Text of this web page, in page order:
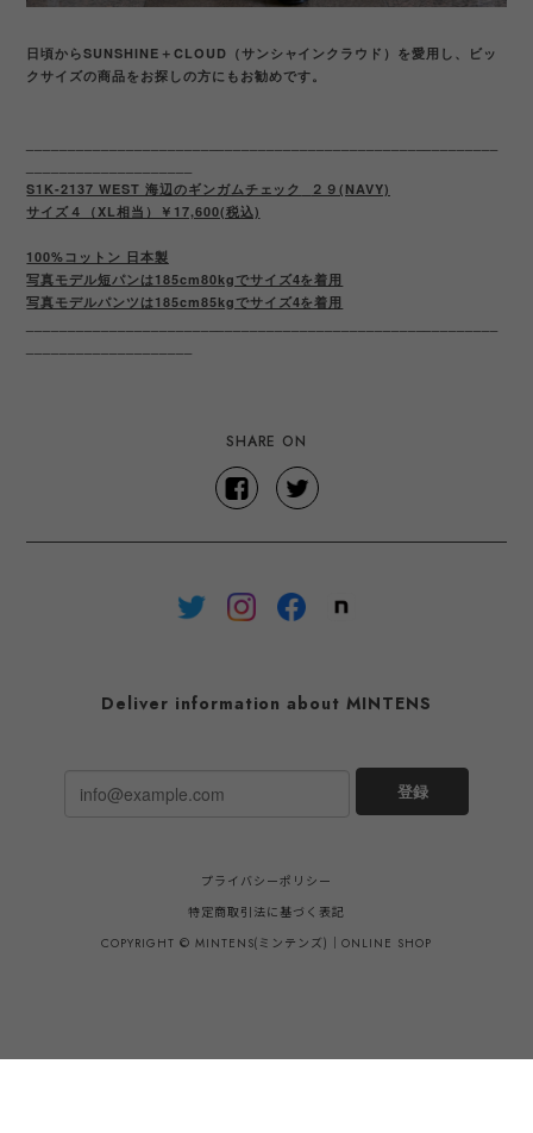
日頃からSUNSHINE＋CLOUD（サンシャインクラウド）を愛用し、ビッ
クサイズの商品をお探しの方にもお勧めです。
S1K-2137 WEST 海辺のギンガムチェック
２９(NAVY)
サイズ４（XL相当）￥17,600(税込)
100%コットン 日本製
写真モデル短パンは185cm80kgでサイズ4を着用
写真モデルパンツは185cm85kgでサイズ4を着用
SHARE ON
Deliver information about MINTENS
登録
プライバシーポリシー
特定商取引法に基づく表記
COPYRIGHT © MINTENS(ミンテンズ)｜ONLINE SHOP